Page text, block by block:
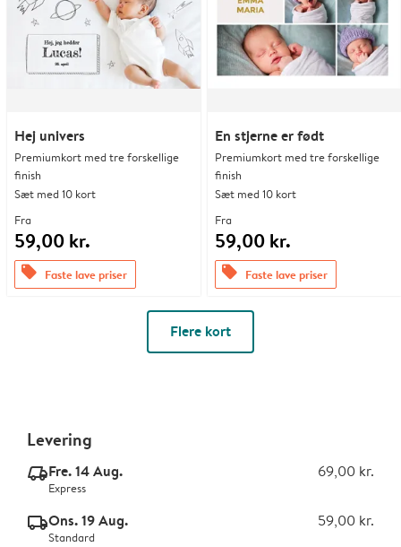
Hej univers
Premiumkort med tre forskellige
finish
Sæt med 10 kort
Fra
59,00 kr.
offers Faste lave priser
En stjerne er født
Premiumkort med tre forskellige
finish
Sæt med 10 kort
Fra
59,00 kr.
offers Faste lave priser
Flere kort
Levering
delivery_express_v2Fre. 14 Aug. 69,00 kr.
Express
delivery_standard_v2Ons. 19 Aug. 59,00 kr.
Standard